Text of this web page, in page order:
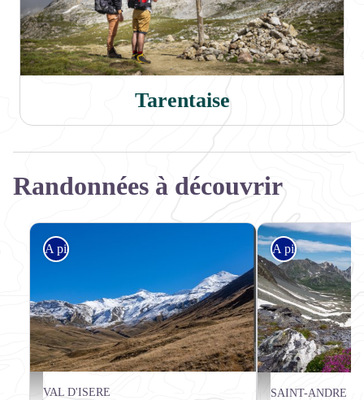
Tarentaise
Randonnées à découvrir
Sommets fraichement enneigés de la Pointe et de l'Aiguille de Méan Martin -
A pied
VAL D'ISERE Vue en direction de
A pied
SAINT-ANDRE